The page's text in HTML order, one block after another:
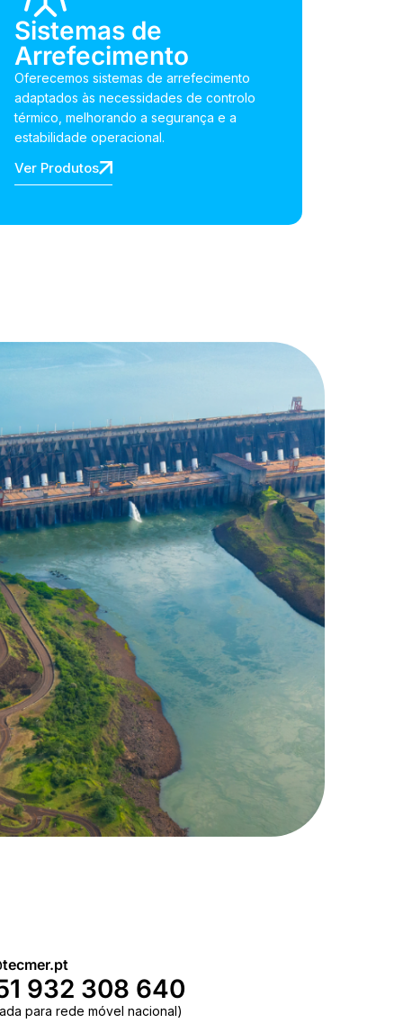
Sistemas de
Arrefecimento
Oferecemos sistemas de arrefecimento
adaptados às necessidades de controlo
térmico, melhorando a segurança e a
estabilidade operacional.
Ver Produtos
932 308 640
para rede móvel nacional)